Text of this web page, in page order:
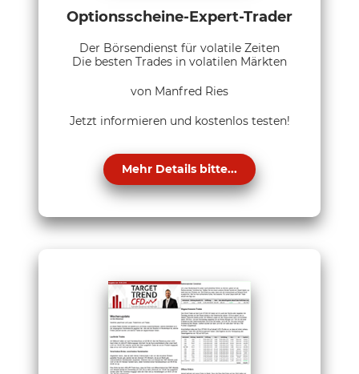
Optionsscheine-Expert-Trader
Der Börsendienst für volatile Zeiten
Die besten Trades in volatilen Märkten
von Manfred Ries
Jetzt informieren und kostenlos testen!
Mehr Details bitte...